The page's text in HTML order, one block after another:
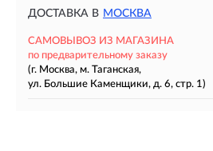
ДОСТАВКА В МОСКВА
САМОВЫВОЗ ИЗ МАГАЗИНА
по предварительному заказу
(г. Москва, м. Таганская,
ул. Большие Каменщики, д. 6, стр. 1)